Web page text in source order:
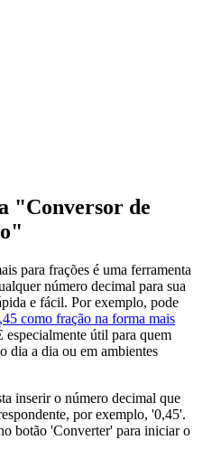
"Conversor de
para frações é uma ferramenta
número decimal para sua
e fácil. Por exemplo, pode
como fração na forma mais
especialmente útil para quem
dia a dia ou em ambientes
inserir o número decimal que
por exemplo, '0,45'.
botão 'Converter' para iniciar o